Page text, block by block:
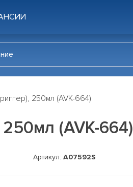
250мл (AVK-664)
(AVK-664)
Артикул: A07592S